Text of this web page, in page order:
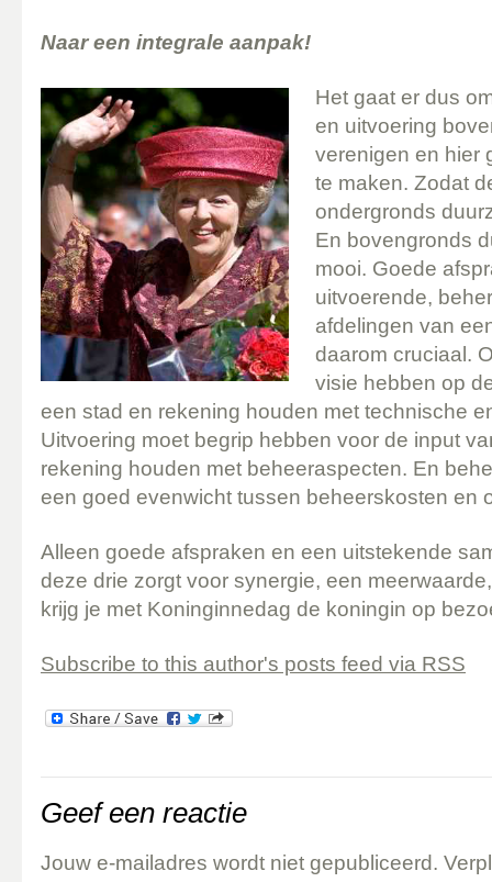
Naar een integrale aanpak!
Het gaat er dus
en uitvoering
verenigen en hier
te maken. Zodat
ondergronds
En bovengronds
mooi. Goede
uitvoerende,
afdelingen van
daarom cruciaal.
visie hebben op
een stad en rekening houden met technische
Uitvoering moet begrip hebben voor de input
rekening houden met beheeraspecten. En
een goed evenwicht tussen beheerskosten en
Alleen goede afspraken en een uitstekende
deze drie zorgt voor synergie, een
krijg je met Koninginnedag de koningin op
Subscribe to this author's posts feed via RSS
Geef een reactie
Jouw e-mailadres wordt niet gepubliceerd.